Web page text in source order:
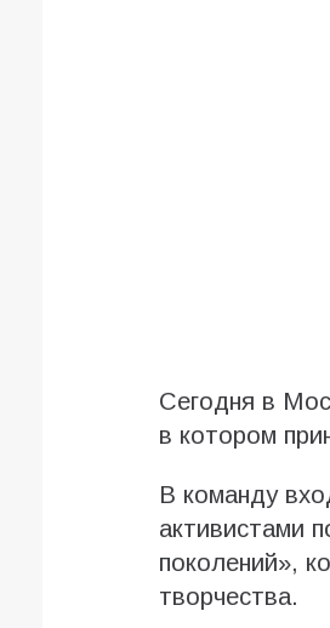
Сегодня в
в котором
В команду
активистами
поколений»,
творчества.